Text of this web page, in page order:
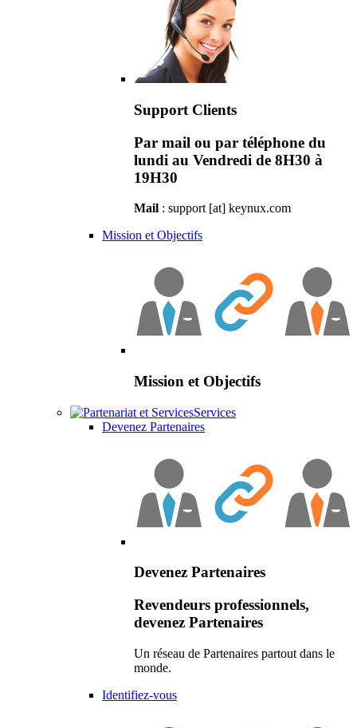
Support Clients
Par mail ou par téléphone du
lundi au Vendredi de 8H30 à
19H30
Mail : support [at] keynux.com
Mission et Objectifs
Mission et Objectifs
Services
Devenez Partenaires
Devenez Partenaires
Revendeurs professionnels,
devenez Partenaires
Un réseau de Partenaires partout dans le
monde.
Identifiez-vous